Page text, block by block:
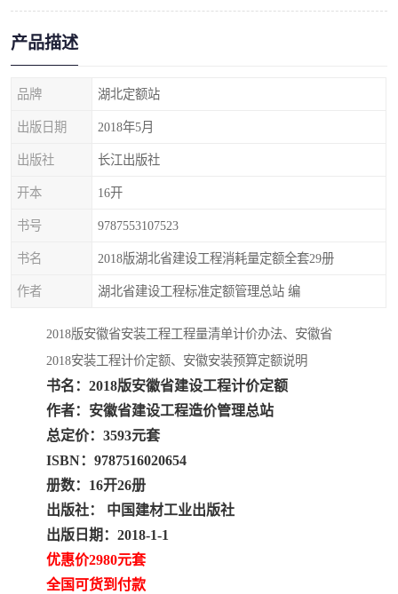
产品描述
品牌 湖北定额站
出版日期 2018年5月
出版社 长江出版社
开本 16开
书号 9787553107523
书名 2018版湖北省建设工程消耗量定额全套29册
作者 湖北省建设工程标准定额管理总站 编
2018版安徽省安装工程工程量清单计价办法、安徽省
2018安装工程计价定额、安徽安装预算定额说明
书名：2018版安徽省建设工程计价定额
作者：安徽省建设工程造价管理总站
总定价：3593元套
ISBN：9787516020654
册数：16开26册
出版社： 中国建材工业出版社
出版日期：2018-1-1
优惠价2980元套
全国可货到付款
疏浚工程预算定额
吉林建设工程计价定额
福建建设工程预算定额
江西省建筑工程预算定额
锅炉及压力容器规范国际 广东省建设工程预算定额
甘肃省建设工程预算定额 山西省建设工程预算定额
内蒙古建设工程预算定额 公路工程预算定额
陕西建设工程消耗量定额
贵州水利水电定额
青海省建筑工程消耗量定
20kv及以下配电网工程定